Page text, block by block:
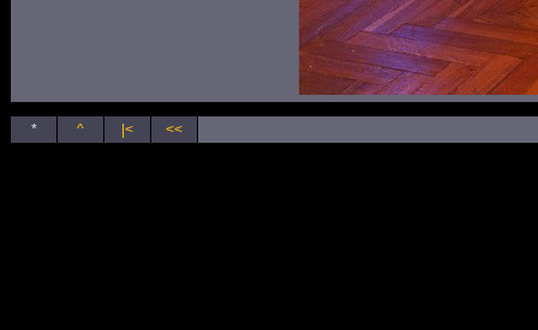
* ^ |< <<